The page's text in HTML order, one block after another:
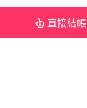
直接結帳